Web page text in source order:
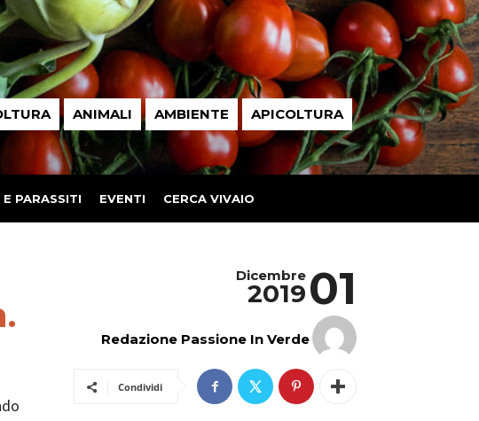
ANIMALI AMBIENTE APICOLTURA
PARASSITI EVENTI CERCA VIVAIO
01
Dicembre
2019
Redazione Passione In Verde
Condividi